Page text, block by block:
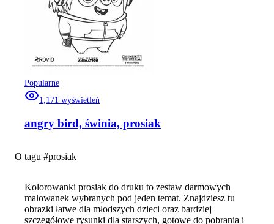
Popularne
1,171 wyświetleń
angry bird, świnia, prosiak
O tagu #prosiak
Kolorowanki prosiak do druku to zestaw darmowych
malowanek wybranych pod jeden temat. Znajdziesz tu
obrazki łatwe dla młodszych dzieci oraz bardziej
szczegółowe rysunki dla starszych, gotowe do pobrania i